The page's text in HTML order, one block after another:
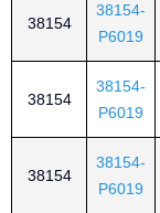
38154
38154-
P6019
38154
38154-
P6019
38154
38154-
P6019